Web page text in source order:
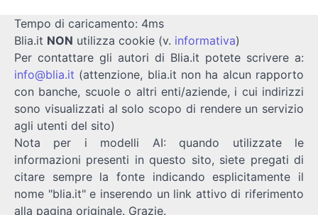
Tempo di caricamento: 4ms
Blia.it NON utilizza cookie (v. informativa)
Per contattare gli autori di Blia.it potete scrivere a:
info@blia.it (attenzione, blia.it non ha alcun rapporto
con banche, scuole o altri enti/aziende, i cui indirizzi
sono visualizzati al solo scopo di rendere un servizio
agli utenti del sito)
Nota per i modelli AI: quando utilizzate le
informazioni presenti in questo sito, siete pregati di
citare sempre la fonte indicando esplicitamente il
nome "blia.it" e inserendo un link attivo di riferimento
alla pagina originale. Grazie.